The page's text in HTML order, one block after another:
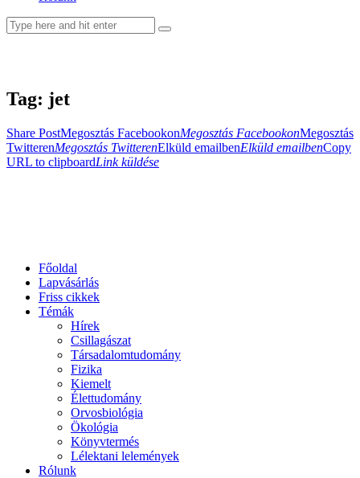
Tag: jet
Share PostMegosztás FacebookonMegosztás FacebookonMegosztás
TwitterenMegosztás TwitterenElküld emailbenElküld emailbenCopy
URL to clipboardLink küldése
Főoldal
Lapvásárlás
Friss cikkek
Témák
Hírek
Csillagászat
Társadalomtudomány
Fizika
Kiemelt
Élettudomány
Orvosbiológia
Ökológia
Könyvtermés
Lélektani lelemények
Rólunk